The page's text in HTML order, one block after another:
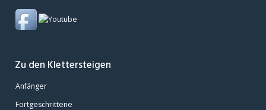
Zu den Klettersteigen
Anfänger
Fortgeschrittene